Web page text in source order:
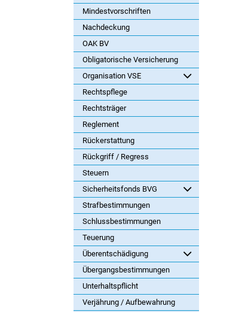
Mindestvorschriften
Nachdeckung
OAK BV
Obligatorische Versicherung
Organisation VSE
Rechtspflege
Rechtsträger
Reglement
Rückerstattung
Rückgriff / Regress
Steuern
Sicherheitsfonds BVG
Strafbestimmungen
Schlussbestimmungen
Teuerung
Überentschädigung
Übergangsbestimmungen
Unterhaltspflicht
Verjährung / Aufbewahrung